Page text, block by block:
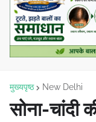
मुख्यपृष्ठ New Delhi
सोना-चांदी